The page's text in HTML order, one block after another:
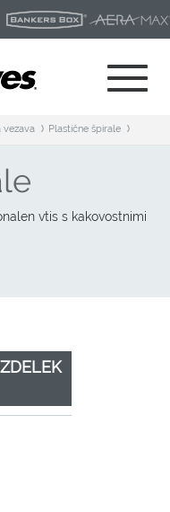
vezava Plastične špirale
vtis s kakovostnimi